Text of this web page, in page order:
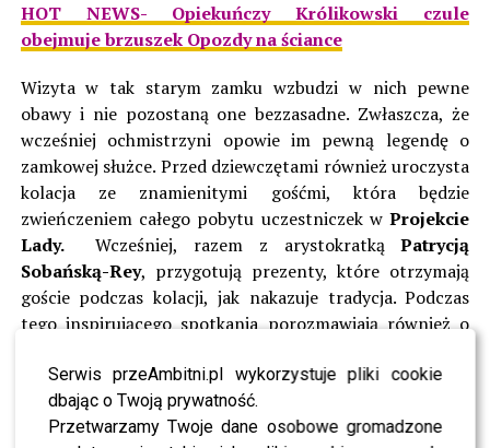
Serwis przeAmbitni.pl wykorzystuje pliki cookie
dbając o Twoją prywatność.
Przetwarzamy Twoje dane osobowe gromadzone
HOT NEWS- Opiekuńczy Królikowski czule
obejmuje brzuszek Opozdy na ściance
Wizyta w tak starym zamku wzbudzi w nich pewne
obawy i nie pozostaną one bezzasadne. Zwłaszcza, że
wcześniej ochmistrzyni opowie im pewną legendę o
zamkowej służce. Przed dziewczętami również uroczysta
kolacja ze znamienitymi gośćmi, która będzie
zwieńczeniem całego pobytu uczestniczek wProjekcie
Lady.
Wcześniej, razem z arystokratkąPatrycją
Sobańską-Rey, przygotują prezenty, które otrzymają
goście podczas kolacji, jak nakazuje tradycja. Podczas
tego inspirującego spotkania porozmawiają również o
Uczestniczki będą również miały chwilę na relaks.
Dziewczęta udadzą się bowiem do Krakowa,gdzie między